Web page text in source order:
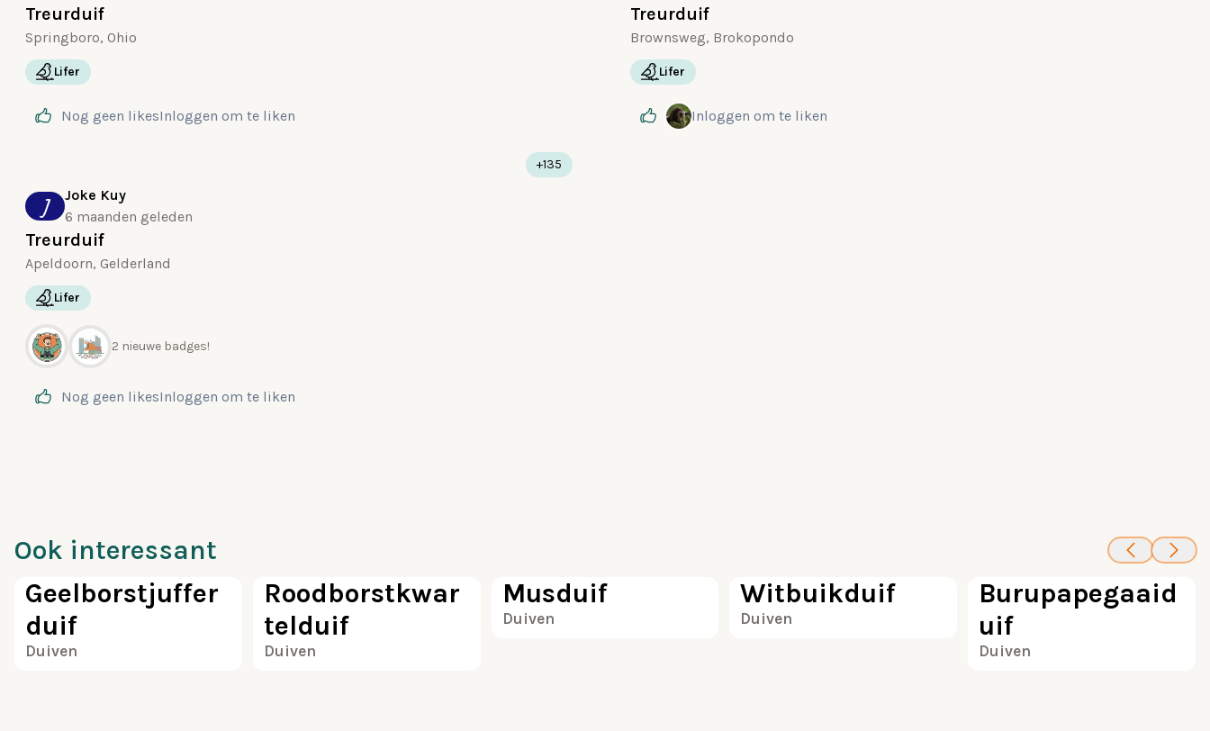
Treurduif
Springboro, Ohio
Lifer
Nog geen likesInloggen om te liken
Treurduif
Brownsweg, Brokopondo
Lifer
Inloggen om te liken
J
Joke Kuy
6 maanden geleden
Treurduif
Apeldoorn, Gelderland
+135
Lifer
2 nieuwe badges!
Nog geen likesInloggen om te liken
Ook interessant100
Geelborstjuffer
duif
Duiven
Roodborstkwar
telduif
Duiven
Musduif
Duiven
Witbuikduif
Duiven
100
Burupapegaaid
uif
Duiven